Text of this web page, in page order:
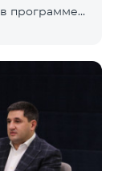
программе